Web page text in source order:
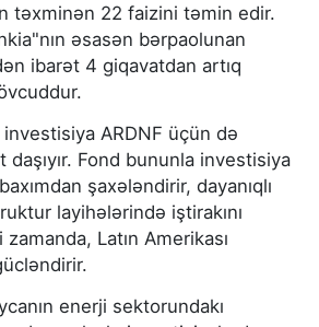
təxminən 22 faizini təmin edir.
əsasən bərpaolunan
ibarət 4 giqavatdan artıq
ARDNF üçün də
Fond bununla investisiya
şaxələndirir, dayanıqlı
layihələrində iştirakını
Latın Amerikası
enerji sektorundakı